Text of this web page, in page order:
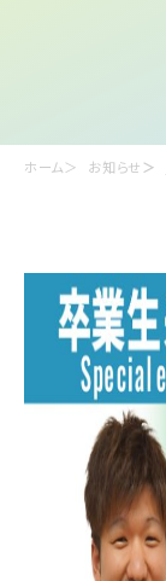
ホーム お知らせ